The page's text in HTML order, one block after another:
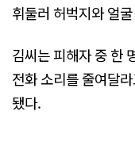
휘둘러 허벅지와 얼
김씨는 피해자 중 한
전화 소리를 줄여달
됐다.